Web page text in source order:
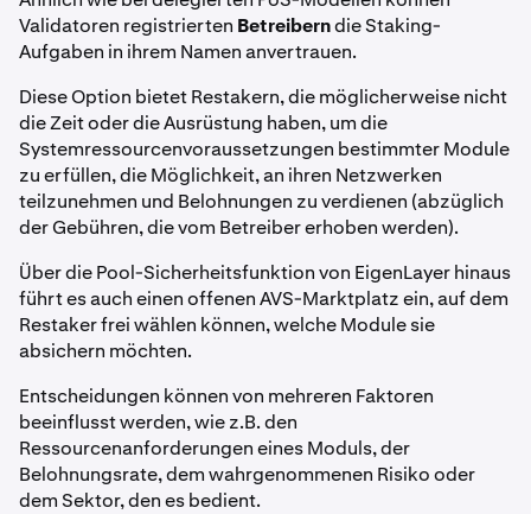
Validatoren registrierten Betreiberndie Staking-
Aufgaben in ihrem Namen anvertrauen.
Diese Option bietet Restakern, die möglicherweise nicht
die Zeit oder die Ausrüstung haben, um die
Systemressourcenvoraussetzungen bestimmter Module
zu erfüllen, die Möglichkeit, an ihren Netzwerken
teilzunehmen und Belohnungen zu verdienen (abzüglich
der Gebühren, die vom Betreiber erhoben werden).
Über die Pool-Sicherheitsfunktion von EigenLayer hinaus
führt es auch einen offenen AVS-Marktplatz ein, auf dem
Restaker frei wählen können, welche Module sie
absichern möchten.
Entscheidungen können von mehreren Faktoren
beeinflusst werden, wie z.B. den
Ressourcenanforderungen eines Moduls, der
Belohnungsrate, dem wahrgenommenen Risiko oder
dem Sektor, den es bedient.